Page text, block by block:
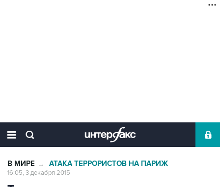
В МИРЕ → АТАКА ТЕРРОРИСТОВ НА ПАРИЖ
16:05, 3 декабря 2015